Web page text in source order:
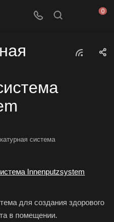
0
система
для создания здорового
в помещении.